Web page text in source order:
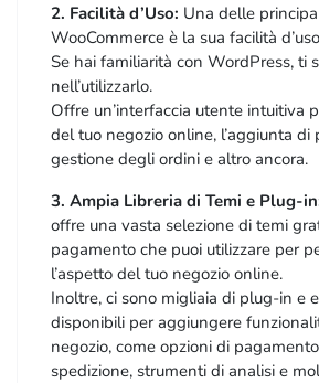
2. Facilità d’Uso: Una delle
WooCommerce è la sua facilità
Se hai familiarità con WordPress, ti
nell’utilizzarlo.
Offre un’interfaccia utente intuitiva
del tuo negozio online, l’aggiunta di
gestione degli ordini e altro ancora.
3. Ampia Libreria di Temi e Plug-
offre una vasta selezione di temi
pagamento che puoi utilizzare per
l’aspetto del tuo negozio online.
Inoltre, ci sono migliaia di plug-in e
disponibili per aggiungere
negozio, come opzioni di
spedizione, strumenti di analisi e